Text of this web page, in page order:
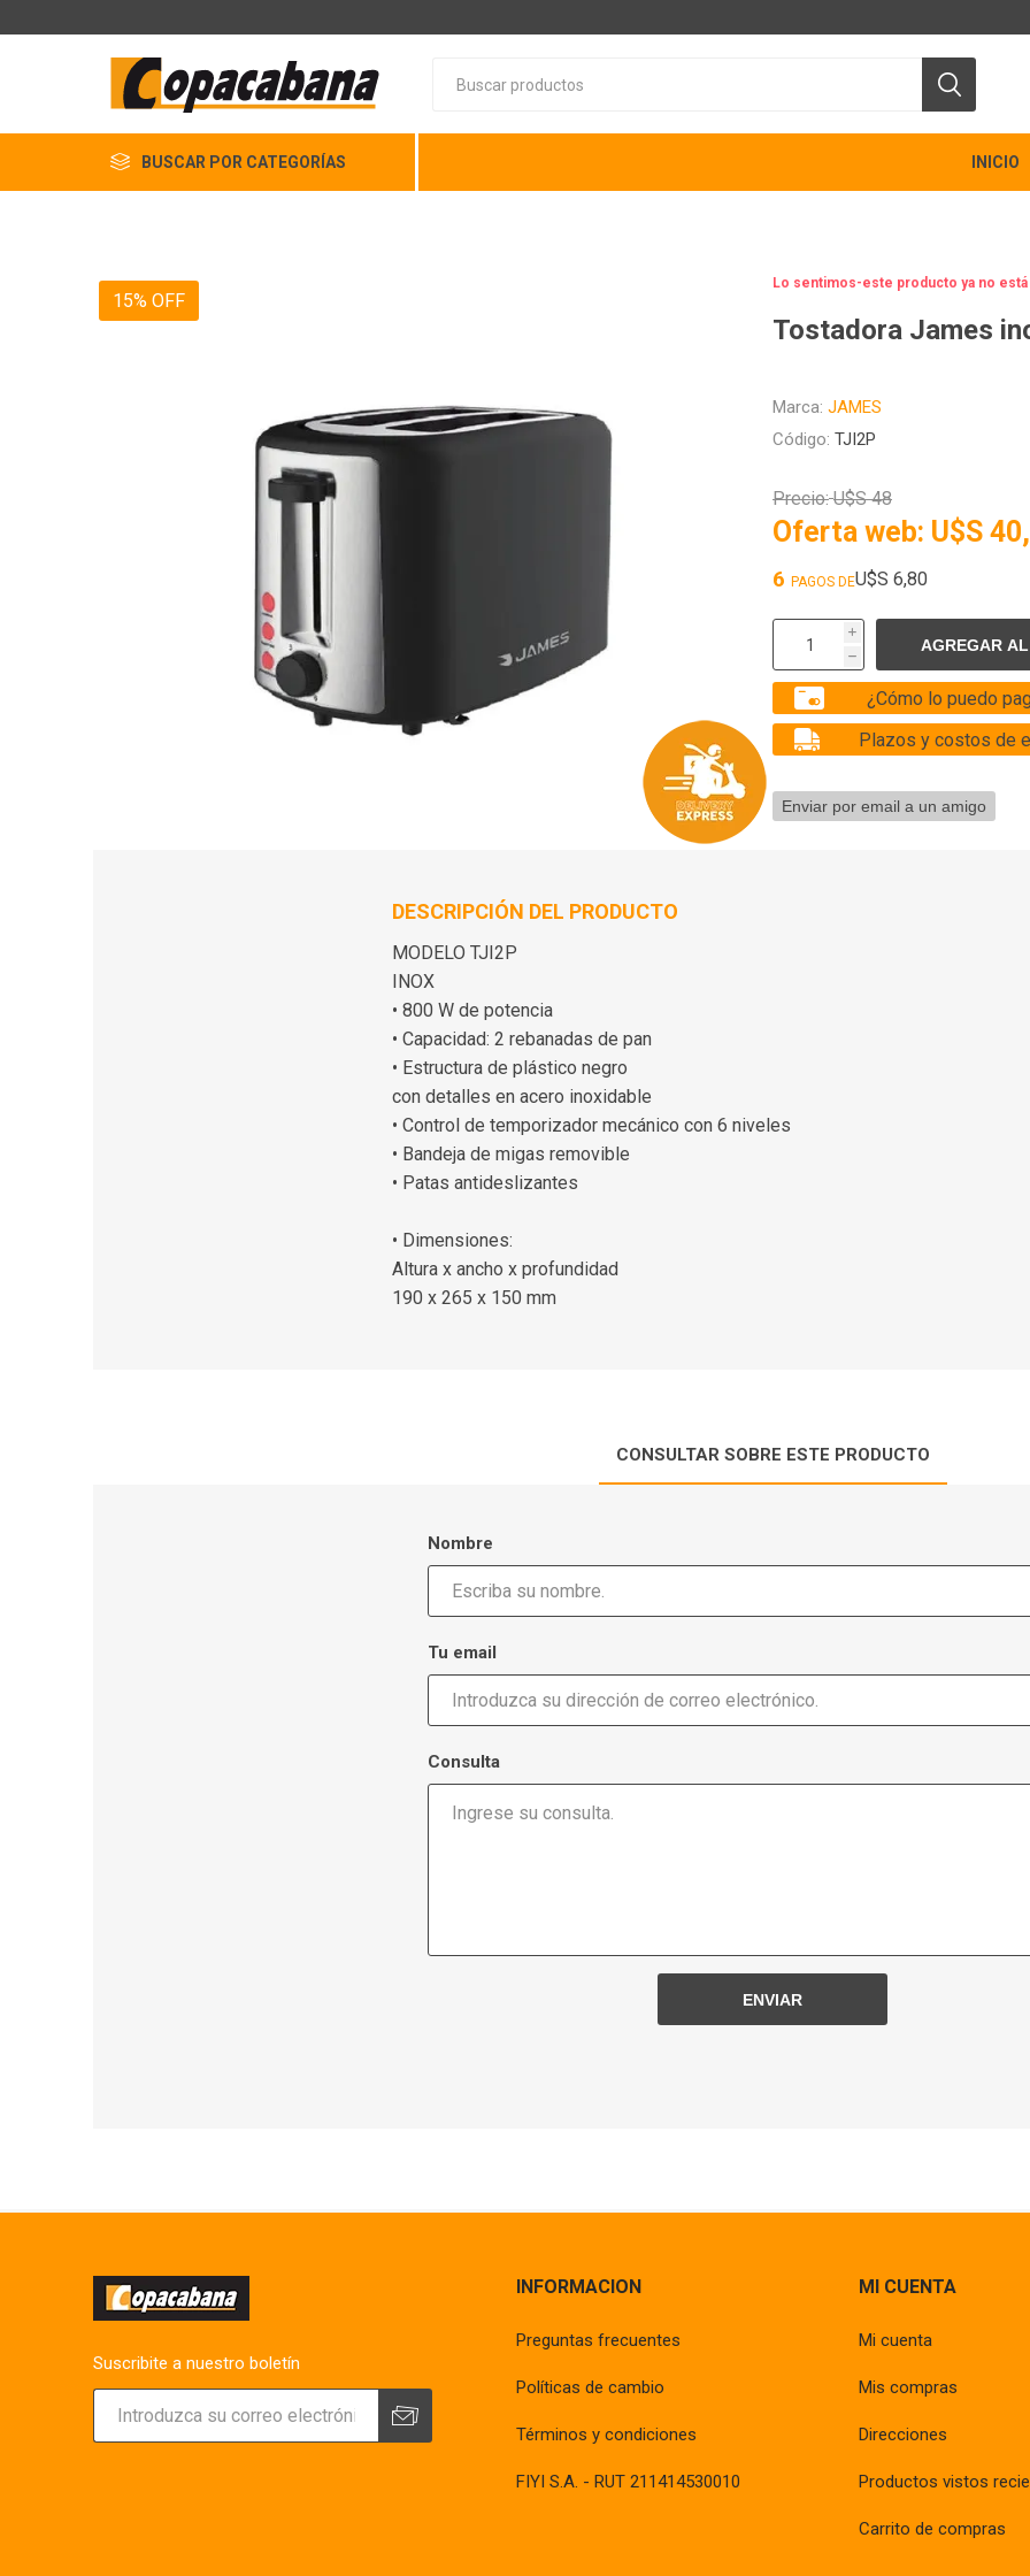
BUSCAR POR CATEGORÍAS INICIO
15% OFF
Lo sentimos-este producto ya no
Tostadora James
Marca: JAMES
Código: TJI2P
Precio: U$S 48
Oferta web: U$S
6 PAGOS DEU$S 6,80
i
h
¿Cómo lo puedo
Plazos y costos de
DESCRIPCIÓN DEL PRODUCTO
MODELO TJI2P
INOX
• 800 W de potencia
• Capacidad: 2 rebanadas de pan
• Estructura de plástico negro
con detalles en acero inoxidable
• Control de temporizador mecánico con 6 niveles
• Bandeja de migas removible
• Patas antideslizantes
• Dimensiones:
Altura x ancho x profundidad
190 x 265 x 150 mm
CONSULTAR SOBRE ESTE PRODUCTO
Nombre
Tu email
Consulta
Suscribite a nuestro boletín
INFORMACION
Preguntas frecuentes
Políticas de cambio
Términos y condiciones
FIYI S.A. - RUT 211414530010
MI CUENTA
Mi cuenta
Mis compras
Direcciones
Productos vistos
Carrito de compras